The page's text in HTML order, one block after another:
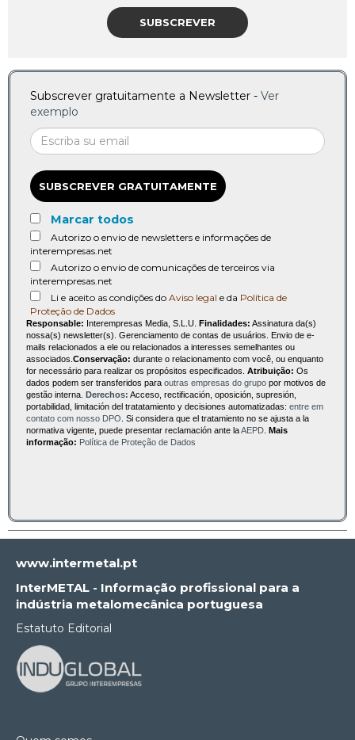
SUBSCREVER
Subscrever gratuitamente a Newsletter - Ver
exemplo
SUBSCREVER GRATUITAMENTE
Marcar todos
Autorizo o envio de newsletters e informações de
interempresas.net
Autorizo o envio de comunicações de terceiros via
interempresas.net
Li e aceito as condições do Aviso legal e da Política de
Proteção de Dados
Responsable: Interempresas Media, S.L.U. Finalidades: Assinatura da(s)
nossa(s) newsletter(s). Gerenciamento de contas de usuários. Envio de e-
mails relacionados a ele ou relacionados a interesses semelhantes ou
associados. Conservação: durante o relacionamento com você, ou enquanto
for necessário para realizar os propósitos especificados. Atribuição: Os
dados podem ser transferidos para outras empresas do grupo por motivos de
gestão interna.
Derechos: Acceso, rectificación, oposición, supresión,
portabilidad, limitación del tratatamiento y decisiones automatizadas: entre em
contato com nosso DPO . Si considera que el tratamiento no se ajusta a la
normativa vigente, puede presentar reclamación ante laAEPD
Mais
informação: Política de Proteção de Dados
www.intermetal.pt
InterMETAL - Informação profissional para a
indústria metalomecânica portuguesa
Estatuto Editorial